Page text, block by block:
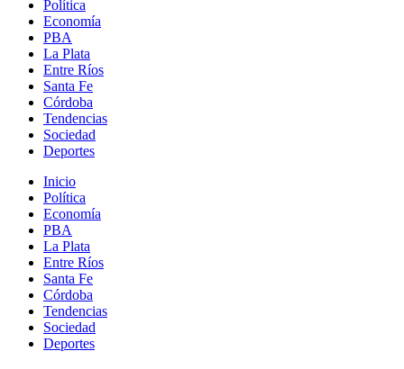
Política
Economía
PBA
La Plata
Entre Ríos
Santa Fe
Córdoba
Tendencias
Sociedad
Deportes
Inicio
Política
Economía
PBA
La Plata
Entre Ríos
Santa Fe
Córdoba
Tendencias
Sociedad
Deportes